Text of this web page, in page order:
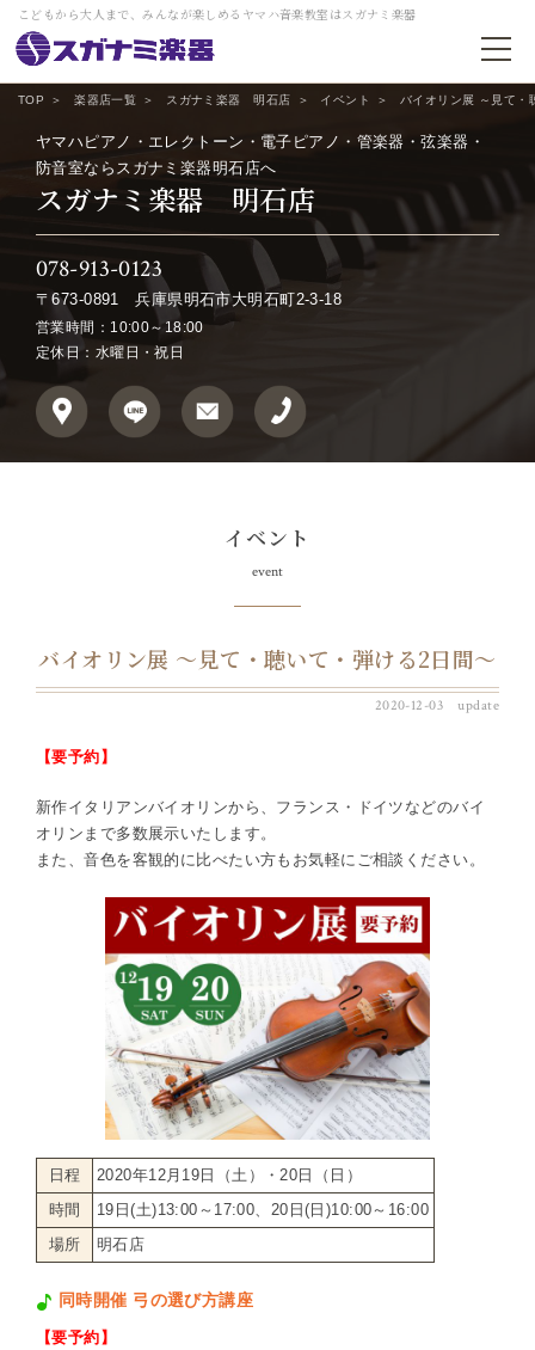
こどもから大人まで、みんなが楽しめるヤマハ音楽教室はスガナミ楽器
TOP 楽器店一覧 スガナミ楽器 明石店 イベント バイオリン展 ～見て・
ヤマハピアノ・エレクトーン・電子ピアノ・管楽器・弦楽器・
防音室ならスガナミ楽器明石店へ
スガナミ楽器 明石店
078-913-0123
〒673-0891兵庫県明石市大明石町2-3-18
営業時間：10:00～18:00
定休日：水曜日・祝日
イベント
event
バイオリン展 ～見て・聴いて・弾ける2日間～
2020-12-03 update
【要予約】
新作イタリアンバイオリンから、フランス・ドイツなどのバイ
オリンまで多数展示いたします。
また、音色を客観的に比べたい方もお気軽にご相談ください。
日程
2020年12月19日（土）・20日（日）
時間
19日(土)13:00～17:00、20日(日)10:00～16:00
場所
明石店
同時開催 弓の選び方講座
【要予約】